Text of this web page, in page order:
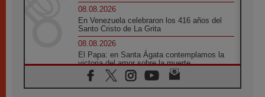
08.08.2026
En Venezuela celebraron los 416 años del
Santo Cristo de La Grita
08.08.2026
El Papa: en Santa Ágata contemplamos la
victoria del amor sobre la muerte
08.08.2026
León XIV visitará el Santuario de la Madre